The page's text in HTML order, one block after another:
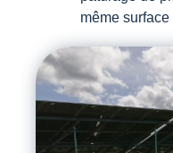
même surface